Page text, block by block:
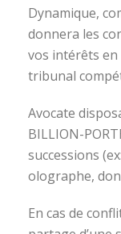
Dynamique,
donnera les
vos intérêts
tribunal
Avocate
BILLION-
successions
olographe,
En cas de